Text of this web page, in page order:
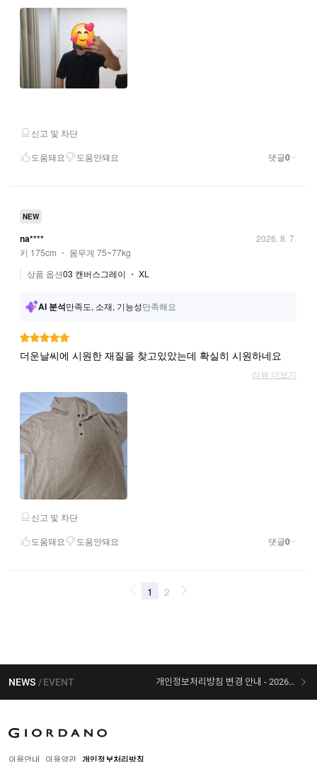
NEWS EVENT 개인정보처리방침 변경 안내 - 2026/07/30 시행
이용안내 이용약관 개인정보처리방침